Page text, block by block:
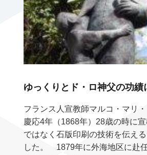
ゆっくりとド・ロ神父の功績
フランス人宣教師マルコ・マリ・
慶応4年（1868年）28歳の時に
ではなく石版印刷の技術を伝え
した。 1879年に外海地区に赴